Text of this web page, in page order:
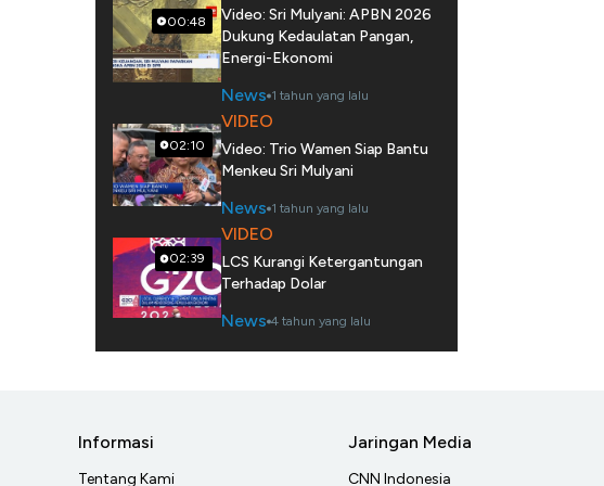
00:48
Video: Sri Mulyani: APBN 2026
Dukung Kedaulatan Pangan,
Energi-Ekonomi
News 1 tahun yang lalu
02:10
VIDEO
Video: Trio Wamen Siap Bantu
Menkeu Sri Mulyani
News 1 tahun yang lalu
02:39
VIDEO
LCS Kurangi Ketergantungan
Terhadap Dolar
News 4 tahun yang lalu
Informasi
Tentang Kami
Jaringan Media
CNN Indonesia